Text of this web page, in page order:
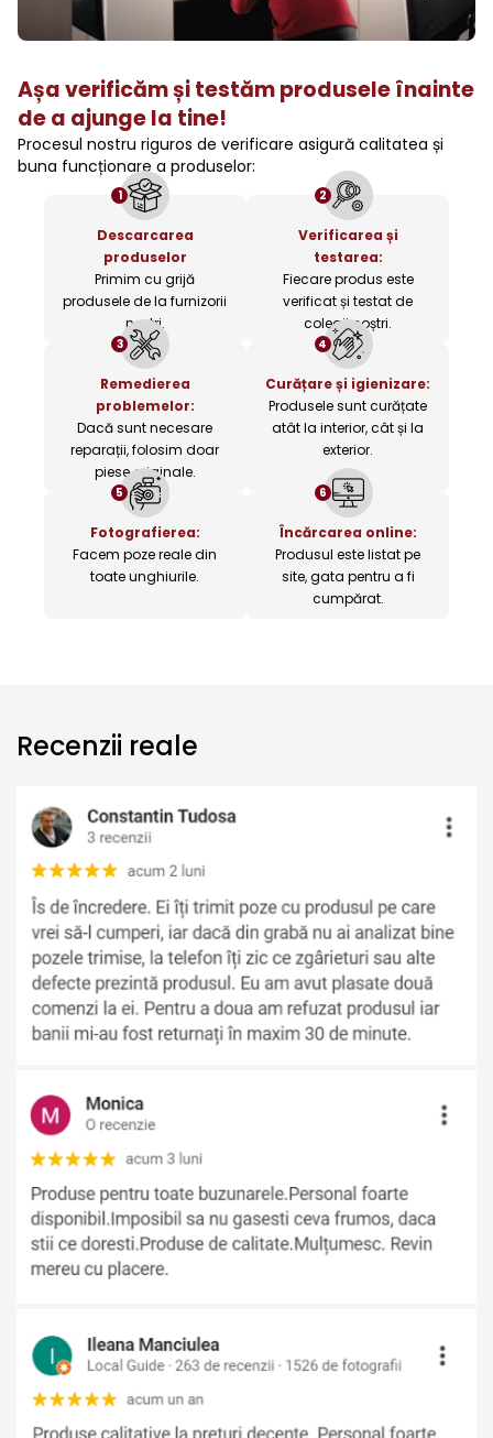
Așa verificăm și testăm produsele înainte
de a ajunge la tine!
Procesul nostru riguros de verificare asigură calitatea și
buna funcționare a produselor:
1
Descarcarea
produselor
Primim cu grijă
produsele de la furnizorii
noștri.
2
Verificarea și
testarea:
Fiecare produs este
verificat și testat de
colegii noștri.
3
Remedierea
problemelor:
Dacă sunt necesare
reparații, folosim doar
piese originale.
4
Curățare și igienizare:
Produsele sunt curățate
atât la interior, cât și la
exterior.
5
Fotografierea:
Facem poze reale din
toate unghiurile.
6
Încărcarea online:
Produsul este listat pe
site, gata pentru a fi
cumpărat.
Recenzii reale